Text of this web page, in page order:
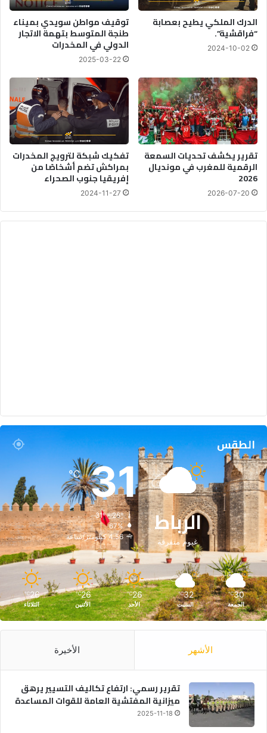
ا
ئ
ة
ب
ت
ه
ا
ل
إ
خ
ل
ا
ل
ا
ل
الدرك الملكي يطيح بعصابة
“فراقشية”.
2024-10-02
توقيف مواطن سويدي بميناء
طنجة المتوسط بتهمة الاتجار
الدولي في المخدرات
2025-03-22
تقرير يكشف تحديات السمعة
الرقمية للمغرب في مونديال
2026
2026-07-20
تفكيك شبكة لترويج المخدرات
بمراكش تضم أشخاصًا من
إفريقيا جنوب الصحراء
2024-11-27
الطقس
الرباط
غيوم متفرقة
31
℃
31º - 26º
67%
4.56 كيلومتر/ساعة
30
℃
الجمعة
32
℃
السبت
26
℃
الأحد
26
℃
الأثنين
26
℃
الثلاثاء
الأشهر الأخيرة
تقرير رسمي: ارتفاع تكاليف التسيير يرهق
ميزانية المفتشية العامة للقوات المساعدة
2025-11-18